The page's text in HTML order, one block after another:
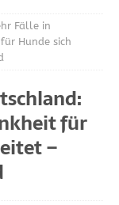
Fälle in
Hunde sich
für
–